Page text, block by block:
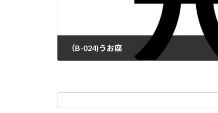
（B-024)うお座